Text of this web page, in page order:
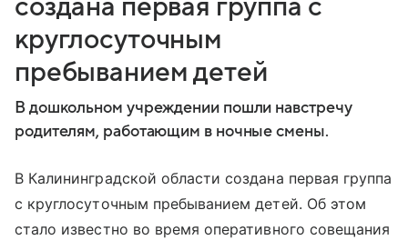
создана первая группа с
круглосуточным
пребыванием детей
В дошкольном учреждении пошли навстречу
родителям, работающим в ночные смены.
В Калининградской области создана первая группа
с круглосуточным пребыванием детей. Об этом
стало известно во время оперативного совещания